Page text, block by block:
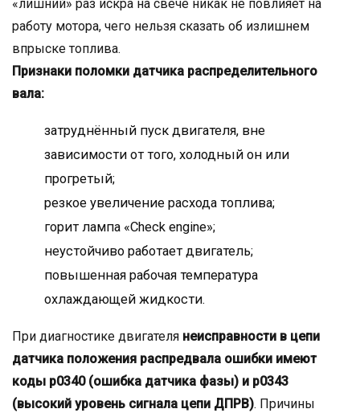
«лишний» раз искра на свече никак не повлияет на
работу мотора, чего нельзя сказать об излишнем
впрыске топлива.
Признаки поломки датчика распределительного
вала:
затруднённый пуск двигателя, вне
зависимости от того, холодный он или
прогретый;
резкое увеличение расхода топлива;
горит лампа «Check engine»;
неустойчиво работает двигатель;
повышенная рабочая температура
охлаждающей жидкости.
При диагностике двигателя неисправности в цепи
датчика положения распредвала ошибки имеют
коды р0340 (ошибка датчика фазы) и р0343
(высокий уровень сигнала цепи ДПРВ). Причины